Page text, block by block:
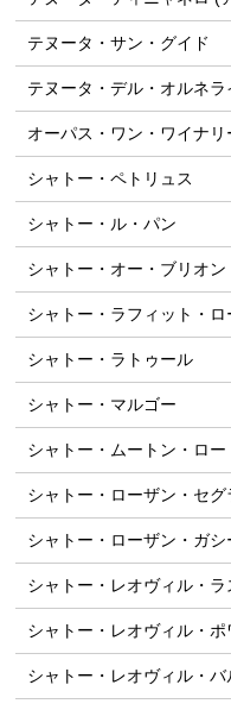
テヌータ・サン・グイド
テヌータ・デル・オルネラ
オーパス・ワン・ワイナリ
シャトー・ペトリュス
シャトー・ル・パン
シャトー・オー・ブリオン
シャトー・ラフィット・ロ
シャトー・ラトゥール
シャトー・マルゴー
シャトー・ムートン・ロー
シャトー・ローザン・セグ
シャトー・ローザン・ガシ
シャトー・レオヴィル・
シャトー・レオヴィル・ポ
シャトー・レオヴィル・バ